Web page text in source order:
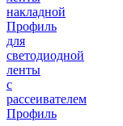
накладной
Профиль
для
светодиодной
ленты
с
рассеивателем
Профиль